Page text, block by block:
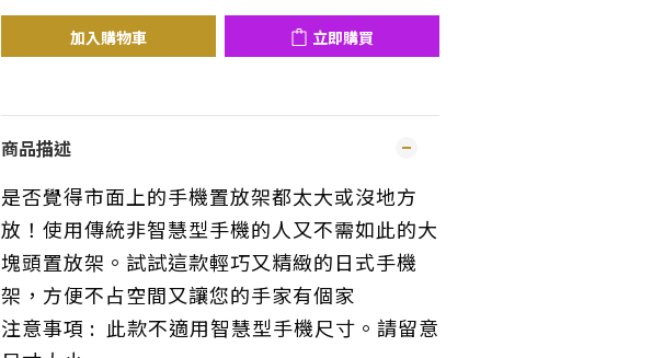
加入購物車 立即購買
商品描述
是否覺得市面上的手機置放架都太大或沒地方
放！使用傳統非智慧型手機的人又不需如此的大
塊頭置放架。試試這款輕巧又精緻的日式手機
架，方便不占空間又讓您的手家有個家
注意事項 : 此款不適用智慧型手機尺寸。請留意